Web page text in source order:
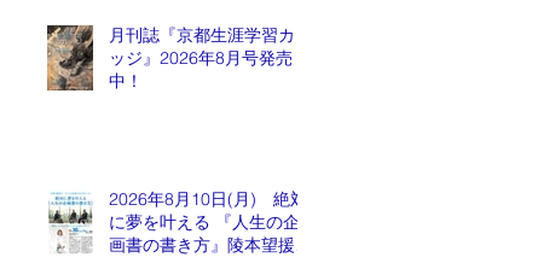
月刊誌『京都生涯学習カレ
ッジ』2026年8月号発売
中！
2026年8月10日(月) 絶対
に夢を叶える 『人生の企
画書の書き方』陵本望援先